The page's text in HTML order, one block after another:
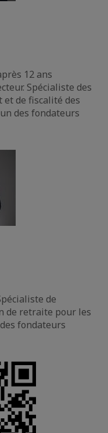
12 ans
Spécialiste des
et de fiscalité des
des fondateurs
de
de retraite pour les
fondateurs